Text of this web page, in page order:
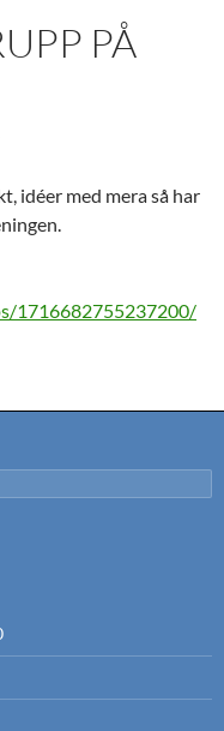
PÅ
idéer med mera så har
1716682755237200/